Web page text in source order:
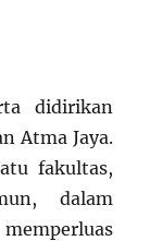
didirikan
Atma Jaya.
fakultas,
dalam